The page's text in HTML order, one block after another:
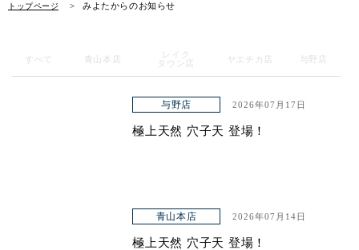
トップページ みよたからのお知らせ
お知らせ
アクセス
すべて 青山本店
レイク
タウン店
ヤエチカ店 与野店
与野店 2026年07月17日
極上天然 穴子天 登場！
青山本店 2026年07月14日
極上天然 穴子天 登場！